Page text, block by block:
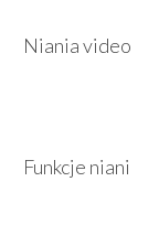
Niania video
Funkcje niani